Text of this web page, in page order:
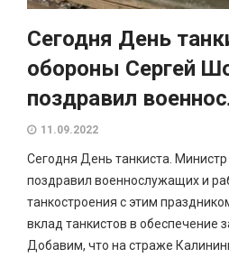
Сегодня День
обороны Сергей
поздравил
11.09.2022
Сегодня День танкиста.
поздравил военнослужащих и
танкостроения с этим
вклад танкистов в обеспечение
Добавим, что на страже